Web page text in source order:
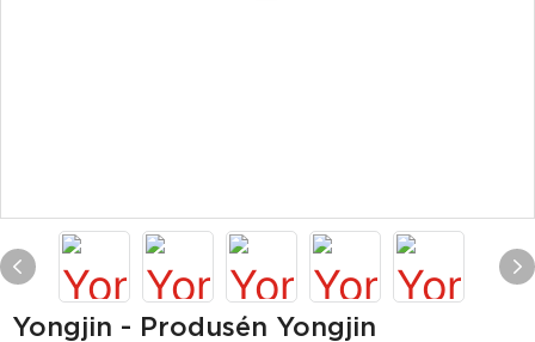
Yongjin - Produsén Yongjin